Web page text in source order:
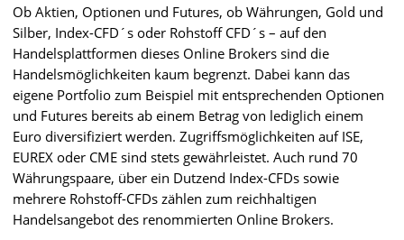
Ob Aktien, Optionen und Futures, ob Währungen, Gold und
Silber, Index-CFD´s oder Rohstoff CFD´s – auf den
Handelsplattformen dieses Online Brokers sind die
Handelsmöglichkeiten kaum begrenzt. Dabei kann das
eigene Portfolio zum Beispiel mit entsprechenden Optionen
und Futures bereits ab einem Betrag von lediglich einem
Euro diversifiziert werden. Zugriffsmöglichkeiten auf ISE,
EUREX oder CME sind stets gewährleistet. Auch rund 70
Währungspaare, über ein Dutzend Index-CFDs sowie
mehrere Rohstoff-CFDs zählen zum reichhaltigen
Handelsangebot des renommierten Online Brokers.